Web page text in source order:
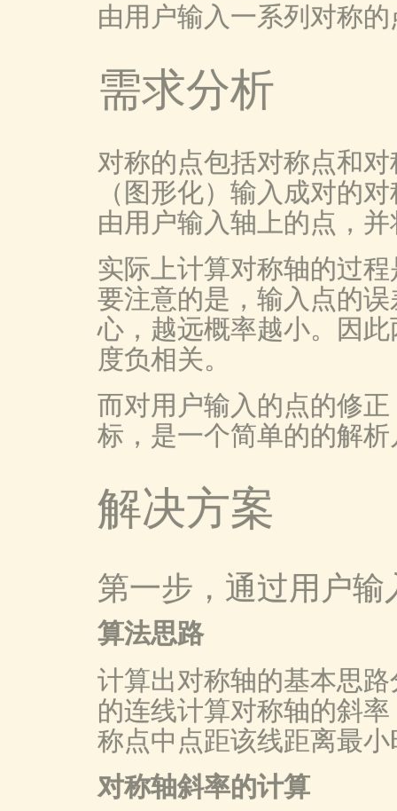
由用户输入一系列对称
需求分析
对称的点包括对称点和
（图形化）输入成对的
由用户输入轴上的点，
实际上计算对称轴的过
要注意的是，输入点的
心，越远概率越小。因
度负相关。
而对用户输入的点的修
标，是一个简单的的解
解决方案
第一步，通过用户
算法思路
计算出对称轴的基本思
的连线计算对称轴的斜
称点中点距该线距离最
对称轴斜率的计算